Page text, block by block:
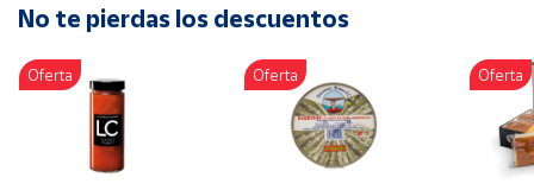
Artesanía
Oficina y
Papelería
Para Canarias,
Ceuta y Melilla
No te pierdas los descuentos
Oferta Oferta Oferta